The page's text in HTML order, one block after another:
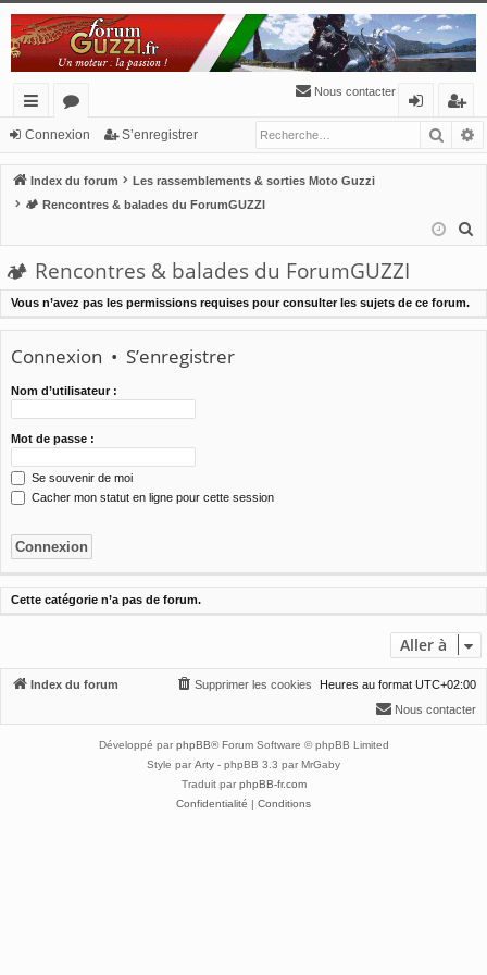
cc
ès
ra
de
or
u
m
Nous contacter
n
n
’e
nr
ist
r
Connexion S’enregistrer
Index du forum
Les rassemblements & sorties Moto Guzzi
🏕 Rencontres & balades du ForumGUZZI
🏕 Rencontres & balades du ForumGUZZI
Vous n’avez pas les permissions requises pour consulter les sujets de ce forum.
Connexion • S’enregistrer
Nom d’utilisateur :
Mot de passe :
Se souvenir de moi
Cacher mon statut en ligne pour cette session
Cette catégorie n’a pas de forum.
Aller à
Index du forum Heures au format UTC+02:00
Supprimer les cookies
Nous contacter
Développé par phpBB® Forum Software © phpBB Limited
Style par Arty - phpBB 3.3 par MrGaby
Traduit par phpBB-fr.com
Confidentialité | Conditions